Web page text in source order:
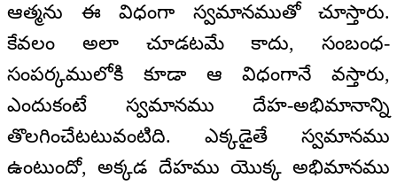
ఆత్మను ఈ విధంగా స్వమానముతో చూస్తారు.
కేవలం అలా చూడటమే కాదు, సంబంధ-
సంపర్కములోకి కూడా ఆ విధంగానే వస్తారు,
ఎందుకంటే స్వమానము దేహ-అభిమానాన్ని
తొలగించేటటువంటిది. ఎక్కడైతే స్వమానము
ఉంటుందో, అక్కడ దేహము యొక్క అభిమానము